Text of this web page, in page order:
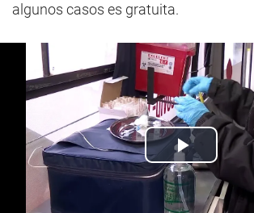
algunos casos es gratuita.
Play
Video